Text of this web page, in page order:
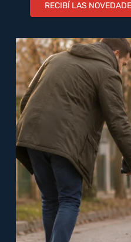
RECIBÍ LAS